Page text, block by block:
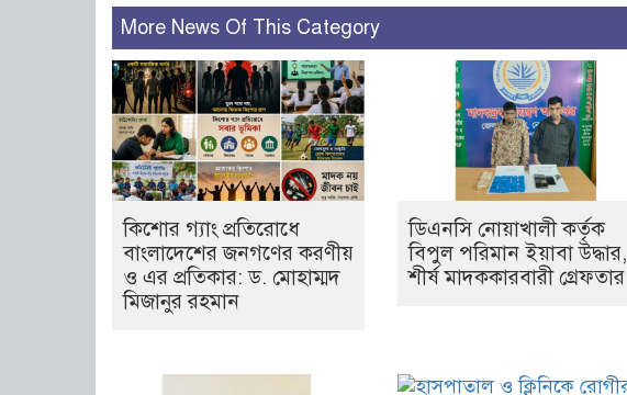
More News Of This Category
কিশোর গ্যাং প্রতিরোধে
বাংলাদেশের জনগণের করণীয়
ও এর প্রতিকার: ড. মোহাম্মদ
মিজানুর রহমান
ডিএনসি নোয়াখালী কর্তৃক
বিপুল পরিমান ইয়াবা উদ্ধার,
শীর্ষ মাদককারবারী গ্রেফতার